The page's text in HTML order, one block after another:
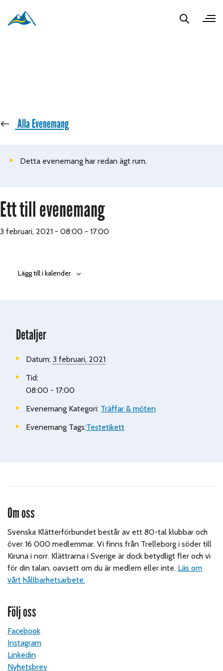
« Alla Evenemang
Detta evenemang har redan ägt rum.
Ett till evenemang
3 februari, 2021 - 08:00 - 17:00
Lägg till i kalender
Detaljer
Datum: 3 februari, 2021
Tid:
08:00 - 17:00
Evenemang Kategori: Träffar & möten
Evenemang Tags:Testetikett
Om oss
Svenska Klätterförbundet består av ett 80-tal klubbar och
över 16 000 medlemmar. Vi finns från Trelleborg i söder till
Kiruna i norr. Klättrarna i Sverige är dock betydligt fler och vi
för din talan, oavsett om du är medlem eller inte. Läs om
vårt hållbarhetsarbete.
Följ oss
Facebook
Instagram
Linkedin
Nyhetsbrev